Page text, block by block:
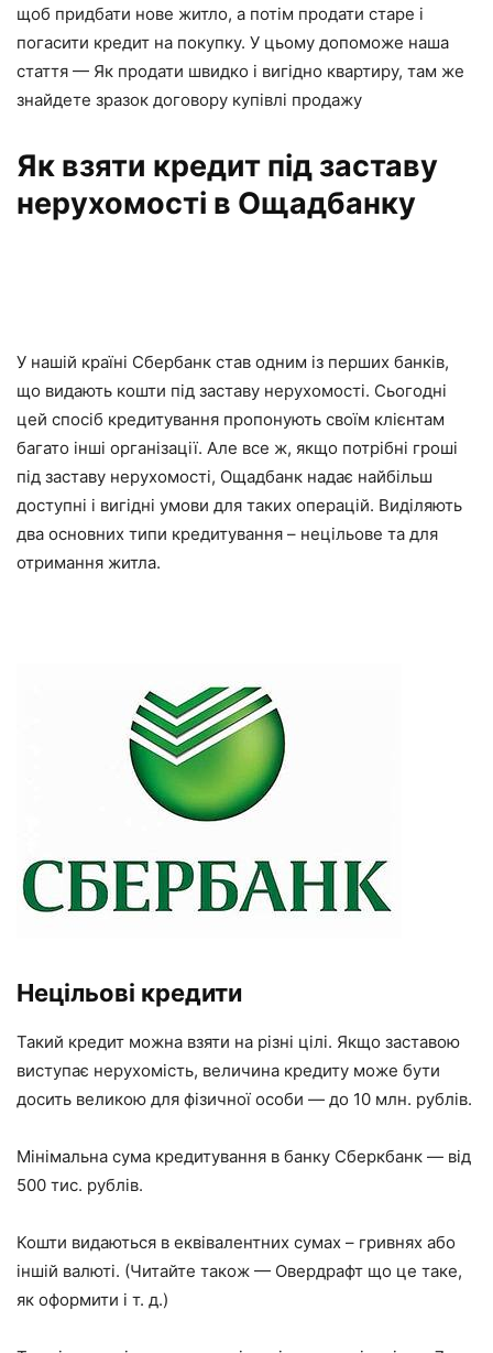
щоб придбати нове житло, а потім продати старе і
погасити кредит на покупку. У цьому допоможе наша
стаття — Як продати швидко і вигідно квартиру, там же
знайдете зразок договору купівлі продажу
Як взяти кредит під заставу
нерухомості в Ощадбанку
У нашій країні Сбербанк став одним із перших банків,
що видають кошти під заставу нерухомості. Сьогодні
цей спосіб кредитування пропонують своїм клієнтам
багато інші організації. Але все ж, якщо потрібні гроші
під заставу нерухомості, Ощадбанк надає найбільш
доступні і вигідні умови для таких операцій. Виділяють
два основних типи кредитування – нецільове та для
отримання житла.
Нецільові кредити
Такий кредит можна взяти на різні цілі. Якщо заставою
виступає нерухомість, величина кредиту може бути
досить великою для фізичної особи — до 10 млн. рублів.
Мінімальна сума кредитування в банку Сберкбанк — від
500 тис. рублів.
Кошти видаються в еквівалентних сумах – гривнях або
іншій валюті. (Читайте також — Овердрафт що це таке,
як оформити і т. д.)